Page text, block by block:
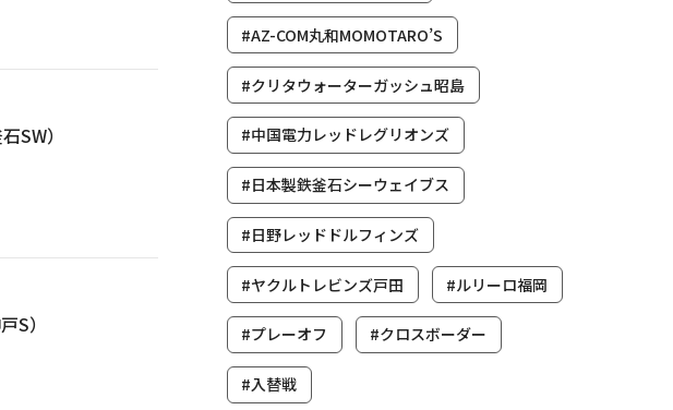
SW）
S）
#AZ-COM丸和MOMOTARO’S
#クリタウォーターガッシュ昭島
#中国電力レッドレグリオンズ
#日本製鉄釜石シーウェイブス
#日野レッドドルフィンズ
#ヤクルトレビンズ戸田 #ルリーロ福岡
#プレーオフ #クロスボーダー
#入替戦